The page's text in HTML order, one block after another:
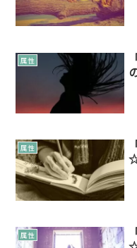
属性
属性
属性